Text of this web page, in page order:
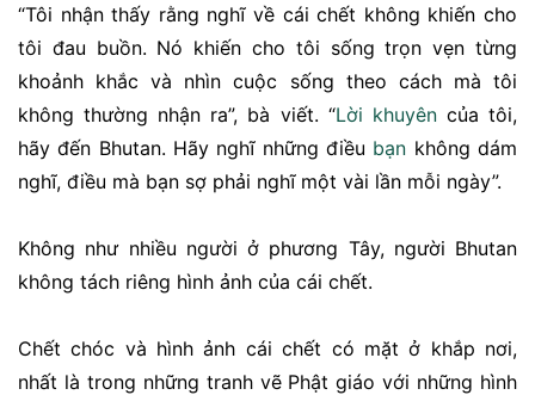
“Tôi nhận thấy rằng nghĩ về cái chết không khiến cho
tôi đau buồn. Nó khiến cho tôi sống trọn vẹn từng
khoảnh khắc và nhìn cuộc sống theo cách mà tôi
không thường nhận ra”, bà viết. “Lời khuyêncủa tôi,
hãy đến Bhutan. Hãy nghĩ những điều bạn không dám
nghĩ, điều mà bạn sợ phải nghĩ một vài lần mỗi ngày”.
Không như nhiều người ở phương Tây, người Bhutan
không tách riêng hình ảnh của cái chết.
Chết chóc và hình ảnh cái chết có mặt ở khắp nơi,
nhất là trong những tranh vẽ Phật giáo với những hình